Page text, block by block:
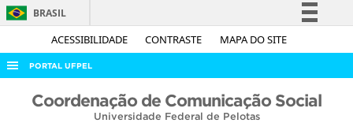
ACESSIBILIDADE CONTRASTE MAPA DO SITE
BRASIL
Simplifique!
Acesso à informação
PORTAL UFPEL
ACESSO À INFORMAÇÃO
Coordenação de Comunicação Social
Universidade Federal de Pelotas